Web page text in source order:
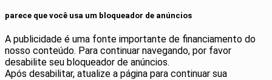
parece que você usa um bloqueador de anúncios
A publicidade é uma fonte importante de financiamento do
nosso conteúdo. Para continuar navegando, por favor
desabilite seu bloqueador de anúncios.
Após desabilitar, atualize a página para continuar sua